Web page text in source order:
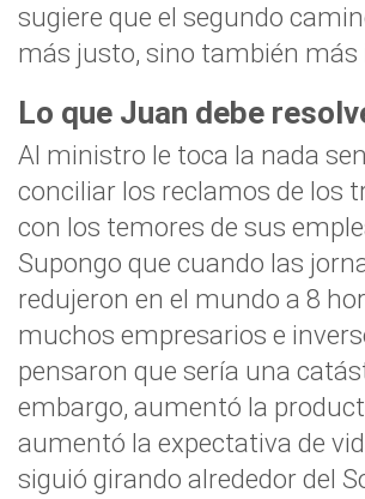
sugiere que el segundo
más justo, sino también más
Lo que Juan debe
Al ministro le toca la nada
conciliar los reclamos de los
con los temores de sus
Supongo que cuando las
redujeron en el mundo a 8
muchos empresarios e
pensaron que sería una
embargo, aumentó la
aumentó la expectativa de
siguió girando alrededor del